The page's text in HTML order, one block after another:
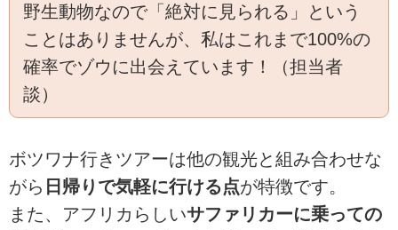
野生動物なので「絶対に見られる」という
ことはありませんが、私はこれまで100%の
確率でゾウに出会えています！（担当者
談）
ボツワナ行きツアーは他の観光と組み合わせな
がら 日帰りで気軽に行ける点が特徴です。
また、アフリカらしいサファリカーに乗っての